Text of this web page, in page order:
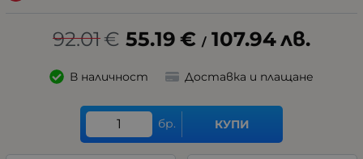
92.01€ 55.19 € / 107.94лв.
В наличност Доставка и плащане
бр. КУПИ